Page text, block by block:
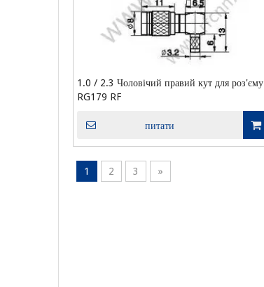
1.0 / 2.3 Чоловічий правий кут для роз'єму
RG179 RF
питати
1 2 3 »